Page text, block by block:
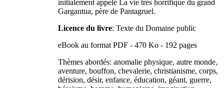
initialement appelé La vie très horrifique du grand
Gargantua, père de Pantagruel.
Licence du livre: Texte du Domaine public
eBook au format PDF - 470 Ko - 192 pages
Thèmes abordés: anomalie physique, autre monde,
aventure, bouffon, chevalerie, christianisme, corps,
dérision, désir, enfance, éducation, géant, guerre,